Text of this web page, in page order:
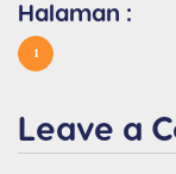
Halaman :
1
Leave a